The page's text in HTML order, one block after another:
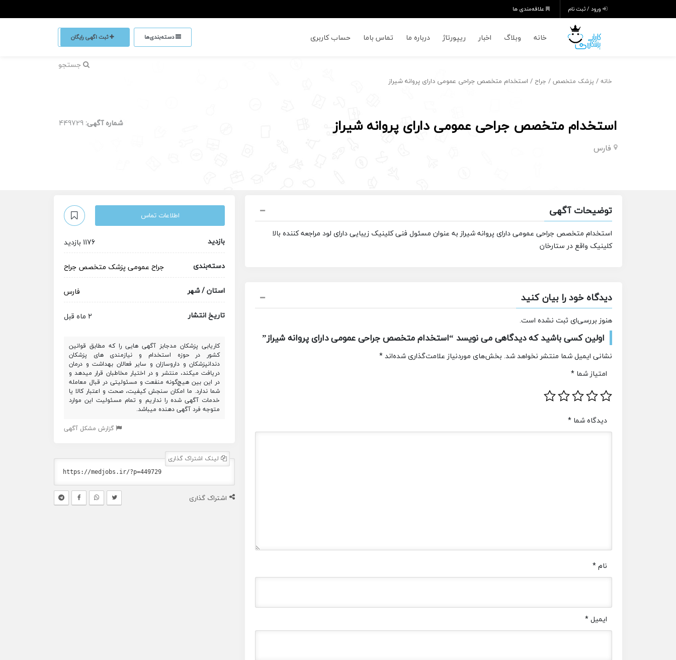
ورود / ثبت نام علاقه‌مندی ها
خانه وبلاگ اخبار ریپورتاژ درباره ما تماس باما حساب کاربری دسته‌بندی‌ها ثبت اگهی رایگان
جستجو
خانه / پزشک متخصص / جراح / استخدام متخصص جراحى عمومی داراى پروانه شیراز
استخدام متخصص جراحى عمومی داراى پروانه شیراز
فارس
شماره آگهی: 449729
توضیحات آگهی
استخدام متخصص جراحى عمومی داراى پروانه شیراز به عنوان مسئول فنى کلینیک زیبایىداراى لود مراجعه کننده بالا
کلینیک واقع در ستارخان
دیدگاه خود را بیان کنید
هنوز بررسی‌ای ثبت نشده است.
اولین کسی باشید که دیدگاهی می نویسد “استخدام متخصص جراحى عمومی داراى پروانه شیراز”
نشانی ایمیل شما منتشر نخواهد شد. بخش‌های موردنیاز علامت‌گذاری شده‌اند*
امتیاز شما *
دیدگاه شما *
نام*
ایمیل*
اطلاعات تماس
بازدید
1176 بازدید
دسته‌بندی
جراح عمومی پزشک متخصص جراح
استان / شهر
فارس
تاریخ انتشار
2 ماه قبل
کاریابی پزشکان مدجابز آگهی هایی را که مطابق قوانین
کشور در حوزه استخدام و نیازمندی های پزشکان
دندانپزشکان و داروسازان و سایر فعالان بهداشت و درمان
دریافت میکند، منتشر و در اختیار مخاطبان قرار میدهد و
در این بین هیچ‌گونه منفعت و مسئولیتی در قبال معامله
شما ندارد. ما امکان سنجش کیفیت، صحت و اعتبار کالا یا
خدمات آگهی شده را نداریم و تمام مسئولیت این موارد
متوجه فرد آگهی دهنده میباشد.
گزارش مشکل آگهی
لینک اشتراک گذاری
اشتراک گذاری